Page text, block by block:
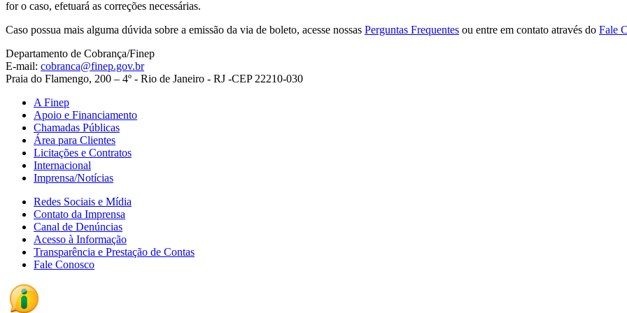
for o caso, efetuará as correções necessárias.
Caso possua mais alguma dúvida sobre a emissão da via de boleto, acesse nossas Perguntas Frequentes ou entre em contato através do Fale
Departamento de Cobrança/Finep
E-mail: cobranca@finep.gov.br
Praia do Flamengo, 200 – 4º - Rio de Janeiro - RJ -CEP 22210-030
A Finep
Apoio e Financiamento
Chamadas Públicas
Área para Clientes
Licitações e Contratos
Internacional
Imprensa/Notícias
Redes Sociais e Mídia
Contato da Imprensa
Canal de Denúncias
Acesso à Informação
Transparência e Prestação de Contas
Fale Conosco